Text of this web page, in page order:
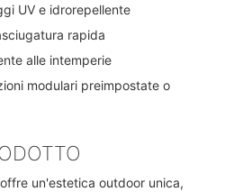
UV e idrorepellente
rapida
alle intemperie
modulari preimpostate o
un'estetica outdoor unica,